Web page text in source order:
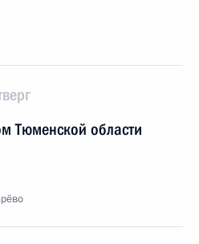
Тюменской области